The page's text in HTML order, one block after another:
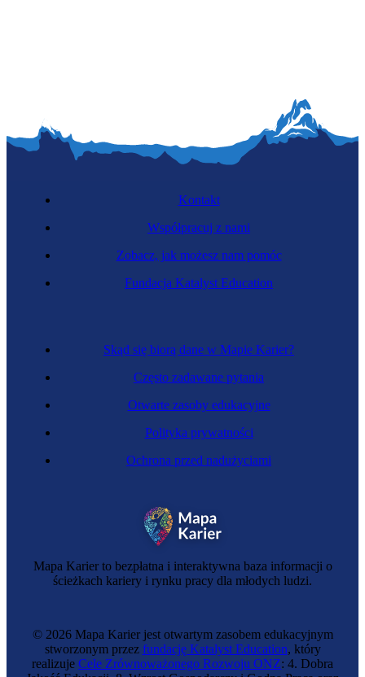
Mapa Karier to bezpłatna i interaktywna baza informacji o
ścieżkach kariery i rynku pracy dla młodych ludzi.
Skąd się biorą dane w Mapie Karier?
Często zadawane pytania
Otwarte zasoby edukacyjne
Polityka prywatności
Ochrona przed nadużyciami
Kontakt
Współpracuj z nami
Zobacz, jak możesz nam pomóc
Fundacja Katalyst Education
© 2026 Mapa Karier jest otwartym zasobem edukacyjnym
stworzonym przez fundację Katalyst Education, który
realizuje Cele Zrównoważonego Rozwoju ONZ: 4. Dobra